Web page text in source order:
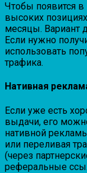
Чтобы появится
высоких
месяцы. Вариант
Если нужно
использовать
трафика.
Нативная
Если уже есть
выдачи, его
нативной
или переливая
(через
реферальные